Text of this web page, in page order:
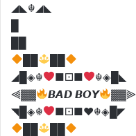
◢◣☬◢◣
◢█◈☬
■⚀■
☬◈█◣
⫷▓▓
𝘽𝘼𝘿 𝘽𝙊𝙔
▓▓⫸
◥█◈☬
■⚀■♥️☬◈█◤